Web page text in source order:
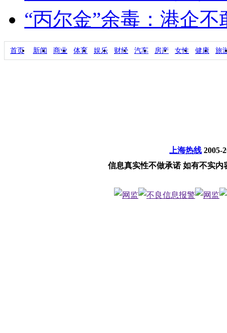
“丙尔金”余毒：港企
首页 新闻 商业 体育 娱乐 财经 汽车 房产 女性 健康 旅
上海热线 2005-
信息真实性不做承诺 如有不实内